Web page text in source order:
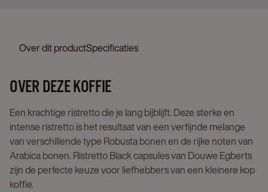
Over dit productSpecificaties
OVER DEZE KOFFIE
Een krachtige ristretto die je lang bijblijft. Deze sterke en
intense ristretto is het resultaat van een verfijnde melange
van verschillende type Robusta bonen en de rijke noten van
Arabica bonen. Ristretto Black capsules van Douwe Egberts
zijn de perfecte keuze voor liefhebbers van een kleinere kop
koffie.